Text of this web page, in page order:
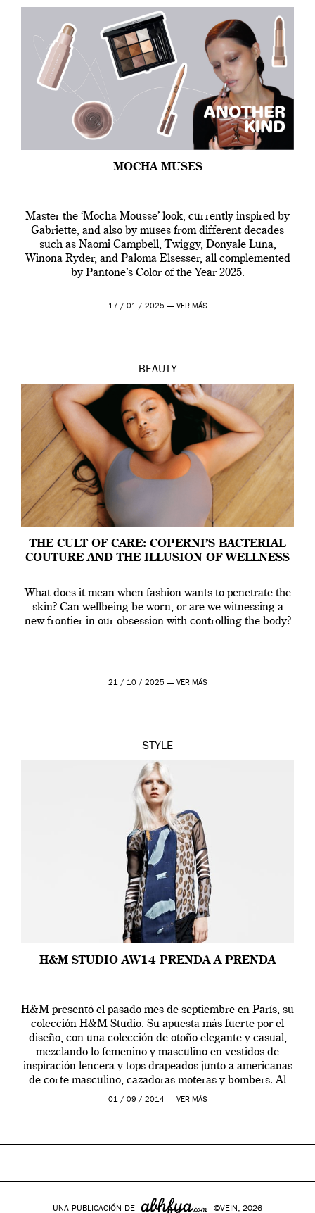
MOCHA MUSES
Master the ‘Mocha Mousse’ look, currently inspired by
Gabriette, and also by muses from different decades
such as Naomi Campbell, Twiggy, Donyale Luna,
Winona Ryder, and Paloma Elsesser, all complemented
by Pantone’s Color of the Year 2025.
17 / 01 / 2025 — VER MÁS
BEAUTY
THE CULT OF CARE: COPERNI’S BACTERIAL
COUTURE AND THE ILLUSION OF WELLNESS
What does it mean when fashion wants to penetrate the
skin? Can wellbeing be worn, or are we witnessing a
new frontier in our obsession with controlling the body?
21 / 10 / 2025 — VER MÁS
STYLE
H&M STUDIO AW14 PRENDA A PRENDA
H&M presentó el pasado mes de septiembre en París, su
colección H&M Studio. Su apuesta más fuerte por el
diseño, con una colección de otoño elegante y casual,
mezclando lo femenino y masculino en vestidos de
inspiración lencera y tops drapeados junto a americanas
de corte masculino, cazadoras moteras y bombers. Al
frente de la […]
01 / 09 / 2014 — VER MÁS
UNA PUBLICACIÓN DE ©VEIN, 2026